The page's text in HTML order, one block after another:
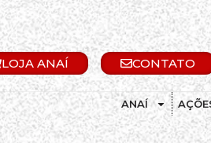
LOJA ANAÍ CONTATO
ANAÍ